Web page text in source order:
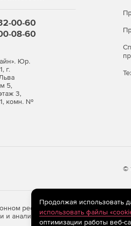
00-60
08-60
Юр.
г.
5,
3,
комн. №
©
ресурсе store.softline.ru
и анализа сведений, относящихся
Продолжая использовать
использовать файлы
оптимизации работы веб-